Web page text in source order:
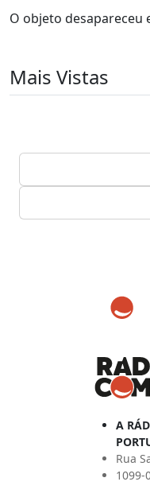
O objeto desapareceu
Mais Vistas
A
Rua
1099-